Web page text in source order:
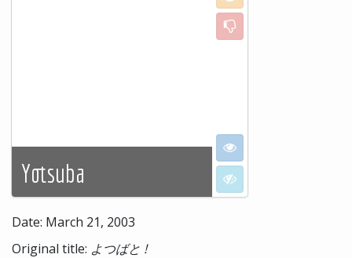
Yotsuba
Dislike
I want to see
I don't want to see
Date: March 21, 2003
Original title: よつばと !